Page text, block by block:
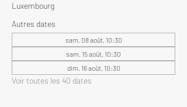
Luxembourg
Autres dates
sam. 08 août, 10:30
sam. 15 août, 10:30
dim. 16 août, 10:30
Voir toutes les 40 dates